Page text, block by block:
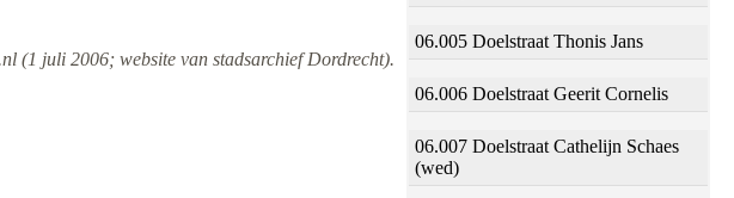
06.005 Doelstraat Thonis Jans
06.006 Doelstraat Geerit Cornelis
06.007 Doelstraat Cathelijn Schaes
(wed)
(1 juli 2006; website van stadsarchief Dordrecht).